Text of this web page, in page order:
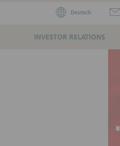
Deutsch
INVESTOR RELATIONS